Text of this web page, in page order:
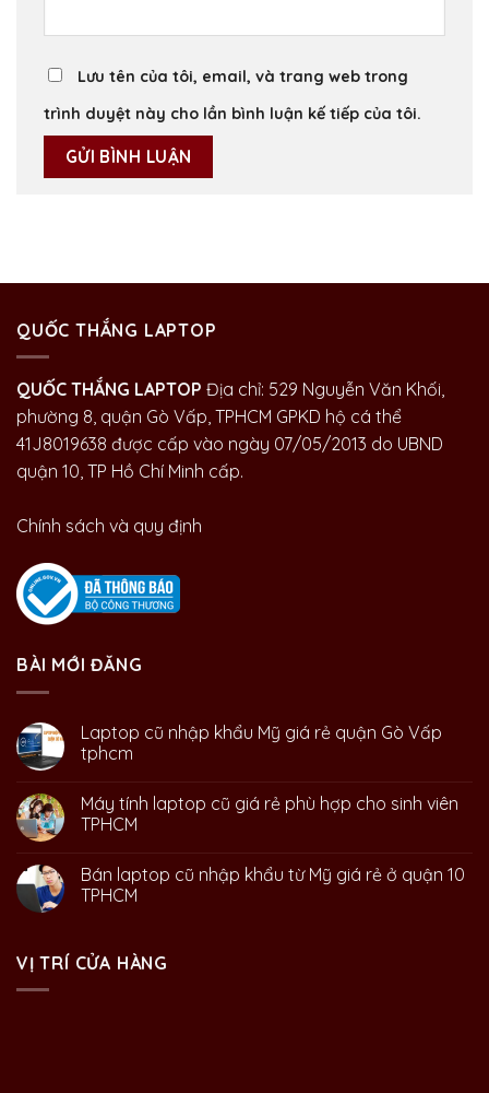
Lưu tên của tôi, email, và trang web trong
trình duyệt này cho lần bình luận kế tiếp của tôi.
QUỐC THẮNG LAPTOP
QUỐC THẮNG LAPTOP Địa chỉ: 529 Nguyễn Văn Khối,
phường 8, quận Gò Vấp, TPHCM GPKD hộ cá thể
41J8019638 được cấp vào ngày 07/05/2013 do UBND
quận 10, TP Hồ Chí Minh cấp.
Chính sách và quy định
BÀI MỚI ĐĂNG
Laptop cũ nhập khẩu Mỹ giá rẻ quận Gò Vấp
tphcm
Máy tính laptop cũ giá rẻ phù hợp cho sinh viên
TPHCM
Bán laptop cũ nhập khẩu từ Mỹ giá rẻ ở quận 10
TPHCM
VỊ TRÍ CỬA HÀNG